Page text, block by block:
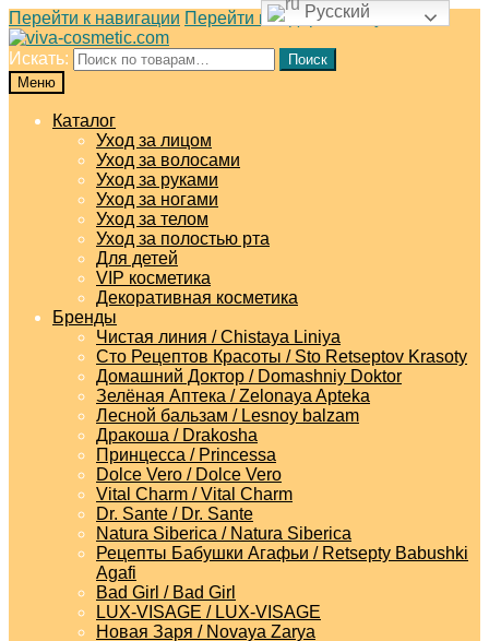
Перейти к навигации Перейти к содержимому
Искать:
Поиск
Меню
Каталог
Уход за лицом
Уход за волосами
Уход за руками
Уход за ногами
Уход за телом
Уход за полостью рта
Для детей
VIP косметика
Декоративная косметика
Бренды
Чистая линия / Chistaya Liniya
Сто Рецептов Красоты / Sto Retseptov Krasoty
Домашний Доктор / Domashniy Doktor
Зелёная Аптека / Zelonaya Apteka
Лесной бальзам / Lesnoy balzam
Дракоша / Drakosha
Принцесса / Princessa
Dolce Vero / Dolce Vero
Vital Charm / Vital Charm
Dr. Sante / Dr. Sante
Natura Siberica / Natura Siberica
Рецепты Бабушки Агафьи / Retsepty Babushki
Agafi
Bad Girl / Bad Girl
LUX-VISAGE / LUX-VISAGE
Новая Заря / Novaya Zarya
Русский